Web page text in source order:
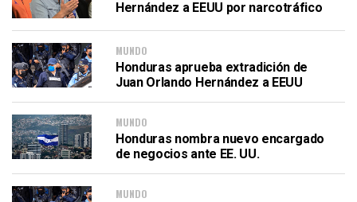
Hernández a EEUU por narcotráfico
MUNDO
Honduras aprueba extradición de
Juan Orlando Hernández a EEUU
MUNDO
Honduras nombra nuevo encargado
de negocios ante EE. UU.
MUNDO